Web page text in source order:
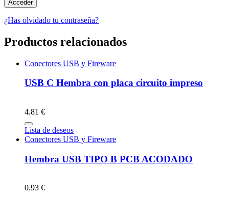
¿Has olvidado tu contraseña?
Productos relacionados
Conectores USB y Fireware
USB C Hembra con placa circuito impreso
4.81 €
Lista de deseos
Conectores USB y Fireware
Hembra USB TIPO B PCB ACODADO
0.93 €